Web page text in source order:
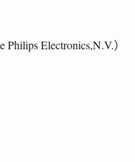
Electronics,N.V.）